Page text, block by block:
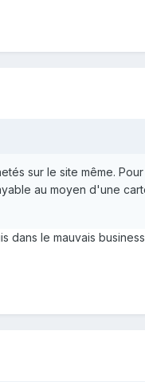
sur le site même.
au moyen d'une
dans le mauvais